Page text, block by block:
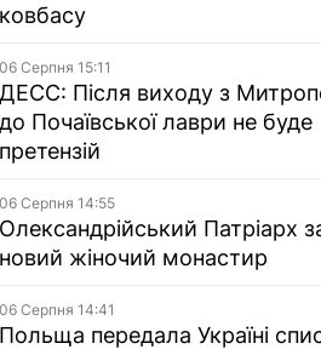
ковбасу
06 Серпня 15:11
ДЕСС: Після виходу з
до Почаївської лаври не буде
претензій
06 Серпня 14:55
Олександрійський Патріарх
новий жіночий монастир
06 Серпня 14:41
Польща передала Україні